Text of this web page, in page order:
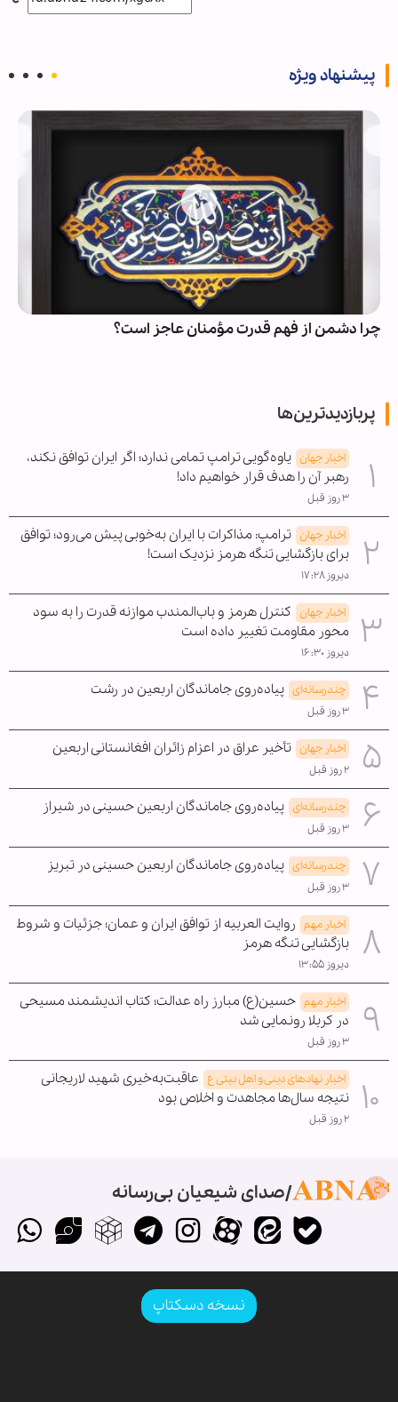
پیشنهاد ویژه
چرا دشمن از فهم قدرت مؤمنان عاجز است؟
پربازدیدترین‌ها
اخبار جهان یاوه‌گویی ترامپ تمامی ندارد؛ اگر ایران توافق نکند،
رهبر آن را هدف قرار خواهیم داد!
۳ روز قبل
اخبار جهان ترامپ: مذاکرات با ایران به‌خوبی پیش می‌رود؛ توافق
برای بازگشایی تنگه هرمز نزدیک است!
دیروز ۱۷:۲۸
اخبار جهان کنترل هرمز و باب‌المندب موازنه قدرت را به سود
محور مقاومت تغییر داده است
دیروز ۱۶:۳۰
چندرسانه‌ای پیاده‌روی جاماندگان اربعین در رشت
۳ روز قبل
اخبار جهان تأخیر عراق در اعزام زائران افغانستانی اربعین
۲ روز قبل
چندرسانه‌ای پیاده‌روی جاماندگان اربعین حسینی در شیراز
۳ روز قبل
چندرسانه‌ای پیاده‌روی جاماندگان اربعین حسینی در تبریز
۳ روز قبل
اخبار مهم روایت العربیه از توافق ایران و عمان؛ جزئیات و شروط
بازگشایی تنگه هرمز
دیروز ۱۳:۵۵
اخبار مهم حسین(ع) مبارز راه عدالت؛ کتاب اندیشمند مسیحی
در کربلا رونمایی شد
۳ روز قبل
اخبار نهادهای دینی و اهل بیتی ع عاقبت‌به‌خیری شهید لاریجانی
نتیجه سال‌ها مجاهدت و اخلاص بود
۲ روز قبل
صدای شیعیان بی‌رسانه
نسخه دسکتاپ